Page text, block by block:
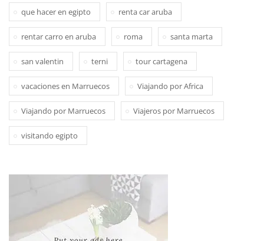
que hacer en egipto renta car aruba
rentar carro en aruba roma santa marta
san valentin terni tour cartagena
vacaciones en Marruecos Viajando por Africa
Viajando por Marruecos Viajeros por Marruecos
visitando egipto